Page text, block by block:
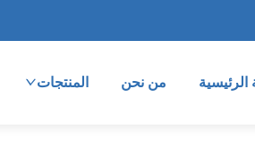
من نحن المنتجات